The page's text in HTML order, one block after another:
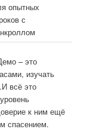
опытных
с
– это
изучать
всё это
к ним ещё
спасением.